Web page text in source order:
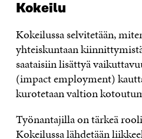
Kokeilu
Kokeilussa selvitetään,
yhteiskuntaan
saataisiin lisättyä
(impact employment)
kurotetaan valtion
Työnantajilla on tärkeä
Kokeilussa lähdetään